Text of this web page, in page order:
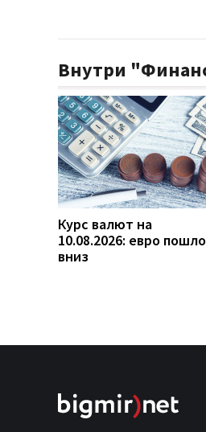
Внутри
Курс валют на
10.08.2026: евро пошло
вниз